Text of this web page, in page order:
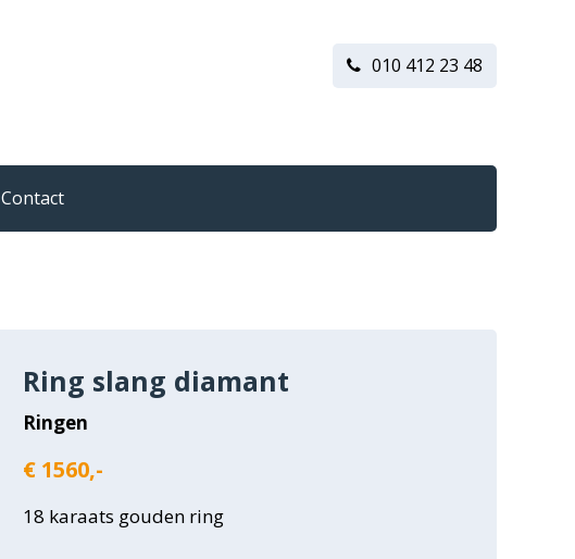
010 412 23 48
Contact
Ring slang diamant
Ringen
€ 1560,-
18 karaats gouden ring